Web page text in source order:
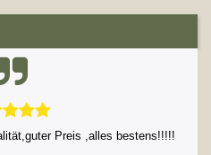
Preis ,alles bestens!!!!!